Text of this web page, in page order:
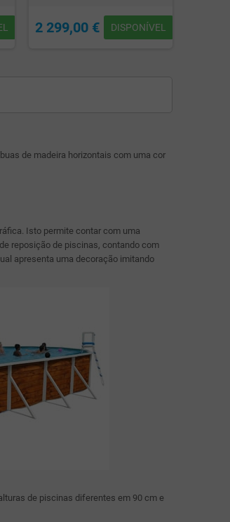
2 299,00 € DISPONÍVEL
de madeira horizontais com uma cor
Isto permite contar com uma
reposição de piscinas, contando com
apresenta uma decoração imitando
de piscinas diferentes em 90 cm e